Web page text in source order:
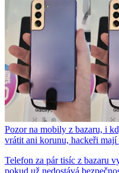
Pozor na mobily z bazaru, i
vrátit ani korunu, hackeři mají
Telefon za pár tisíc z bazaru
pokud už nedostává